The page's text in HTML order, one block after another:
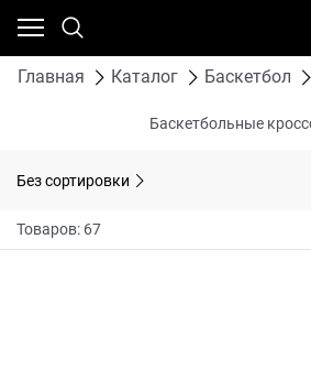
Главная Каталог Баскетбол
Баскетбольные
Без сортировки
Товаров: 67